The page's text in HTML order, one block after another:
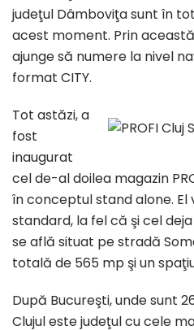
judeţul Dâmboviţa sunt în
acest moment. Prin
ajunge să numere la nivel
format CITY.
Tot astăzi, a
fost
inaugurat
cel de-al doilea magazin
în conceptul stand alone.
standard, la fel că şi cel
se află situat pe stradă
totală de 565 mp şi un
După Bucureşti, unde sunt
Clujul este judeţul cu cele